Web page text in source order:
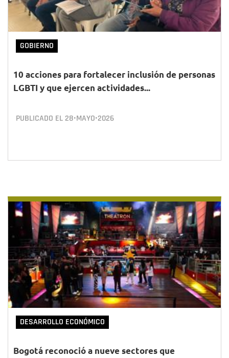
GOBIERNO
10 acciones para fortalecer inclusión de personas
LGBTI y que ejercen actividades...
PUBLICADO EL 28•MAYO•2026
DESARROLLO ECONÓMICO
Bogotá reconoció a nueve sectores que